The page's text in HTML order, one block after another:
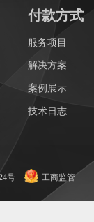
付款方式
服务项目
解决方案
案例展示
技术日志
号 工商监管